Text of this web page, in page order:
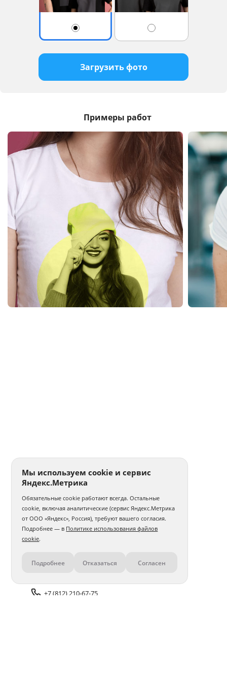
Загрузить фото
Примеры работ
Контакты
+7 (812) 210-67-75
Мы используем cookie и сервис
Яндекс.Метрика
Обязательные cookie работают всегда. Остальные
cookie, включая аналитические (сервис Яндекс.Метрика
от ООО «Яндекс», Россия), требуют вашего согласия.
Подробнее — в Политике использования файлов
cookie.
Подробнее Отказаться Согласен